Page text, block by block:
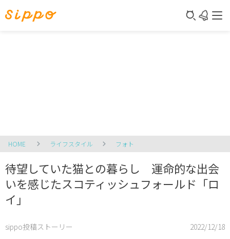
HOME ライフスタイル フォト
待望していた猫との暮らし 運命的な出会
いを感じたスコティッシュフォールド「ロ
イ」
sippo投稿ストーリー 2022/12/18